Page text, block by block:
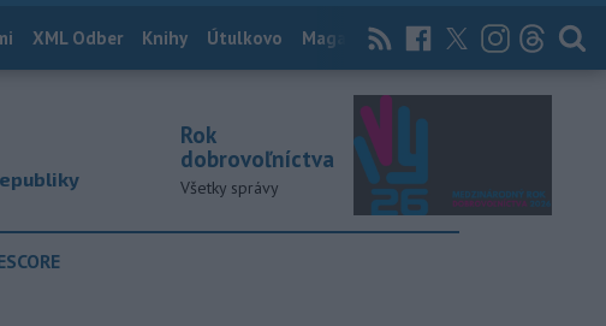
XML Odber Knihy Útulkovo Magazín News Now Archív
Rok
dobrovoľníctva
Všetky správy